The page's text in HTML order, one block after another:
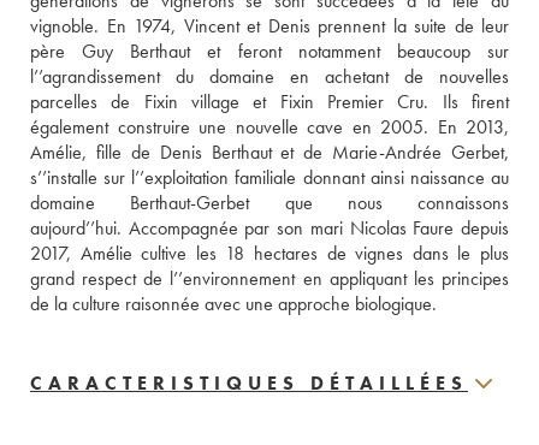
vignoble. En 1974, Vincent et Denis prennent la suite de leur
père Guy Berthaut et feront notamment beaucoup sur
l’’agrandissement du domaine en achetant de nouvelles
parcelles de Fixin village et Fixin Premier Cru. Ils firent
également construire une nouvelle cave en 2005. En 2013,
Amélie, fille de Denis Berthaut et de Marie-Andrée Gerbet,
s’’installe sur l’’exploitation familiale donnant ainsi naissance au
domaine Berthaut-Gerbet que nous connaissons
aujourd’’hui. Accompagnée par son mari Nicolas Faure depuis
2017, Amélie cultive les 18 hectares de vignes dans le plus
grand respect de l’’environnement en appliquant les principes
de la culture raisonnée avec une approche biologique.
CARACTERISTIQUES DÉTAILLÉES